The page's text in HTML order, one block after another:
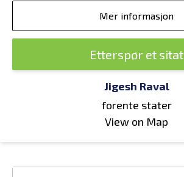
Mer informasjon
Etterspør et sitat
Jigesh Raval
forente stater
View on Map